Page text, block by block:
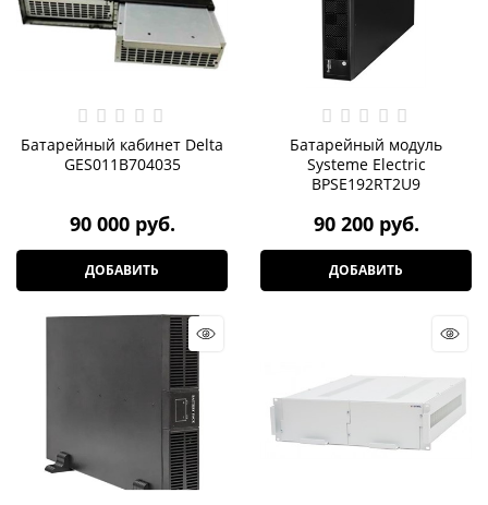
Батарейный кабинет Delta
GES011B704035
90 000 руб.
ДОБАВИТЬ
Батарейный модуль
Systeme Electric
BPSE192RT2U9
90 200 руб.
ДОБАВИТЬ